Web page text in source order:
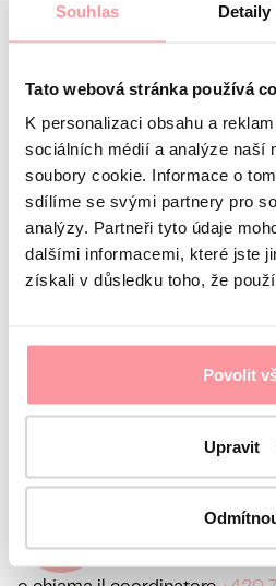
Souhlas Detaily
Tato webová stránka používá
K personalizaci obsahu a
sociálních médií a analýze naší
soubory cookie. Informace o
sdílíme se svými partnery pro
analýzy. Partneři tyto údaje
dalšími informacemi, které jste
získali v důsledku toho, že
Povolit
Upravit
fantastici, sempre disponibili,
seguito anche nelle settimane
transfer con cura ed attenzione.
Consigliamo a tutte le coppie
loro cure senza nessuna
problema di fertilità.
Fissa un appuntamento per la
Fai il primo passo per
contatteremo entro il giorno